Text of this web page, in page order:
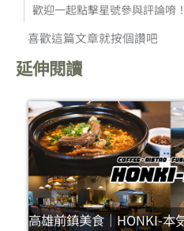
歡迎一起點擊星號參與評論唷！
喜歡這篇文章就按個讚吧
延伸閱讀
高雄前鎮美食｜HONKI-本